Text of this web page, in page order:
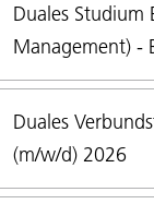
Duales Studium
Management) -
Duales
(m/w/d) 2026